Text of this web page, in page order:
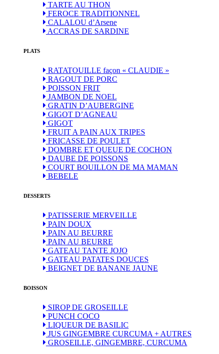
TARTE AU THON
FEROCE TRADITIONNEL
CALALOU d’Arsene
ACCRAS DE SARDINE
PLATS
RATATOUILLE façon « CLAUDIE »
RAGOUT DE PORC
POISSON FRIT
JAMBON DE NOEL
GRATIN D’AUBERGINE
GIGOT D’AGNEAU
GIGOT
FRUIT A PAIN AUX TRIPES
FRICASSE DE POULET
DOMBRE ET QUEUE DE COCHON
DAUBE DE POISSONS
COURT BOUILLON DE MA MAMAN
BEBELE
DESSERTS
PATISSERIE MERVEILLE
PAIN DOUX
PAIN AU BEURRE
PAIN AU BEURRE
GATEAU TANTE JOJO
GATEAU PATATES DOUCES
BEIGNET DE BANANE JAUNE
BOISSON
SIROP DE GROSEILLE
PUNCH COCO
LIQUEUR DE BASILIC
JUS GINGEMBRE CURCUMA + AUTRES
GROSEILLE, GINGEMBRE, CURCUMA